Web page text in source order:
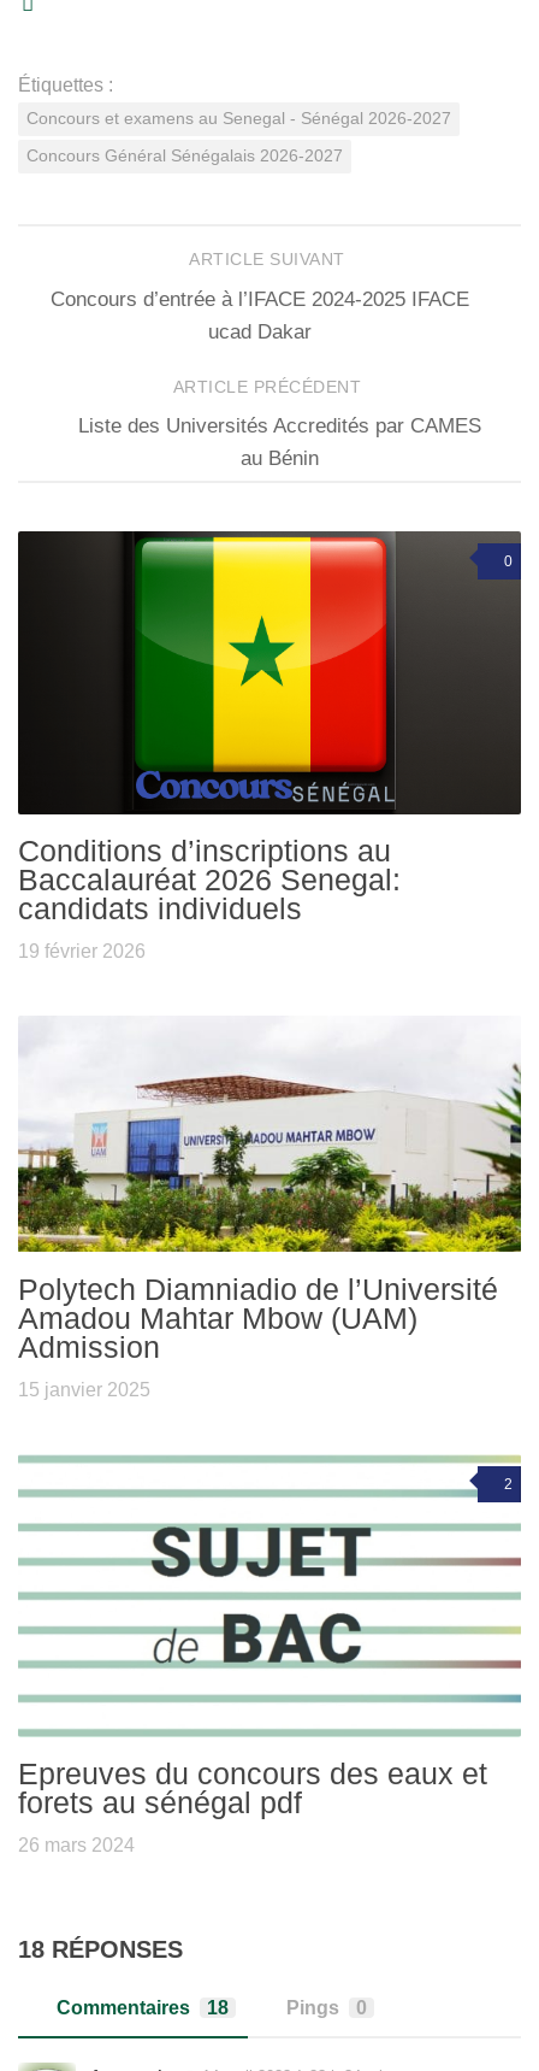
Étiquettes :
Concours et examens au Senegal - Sénégal 2026-2027
Concours Général Sénégalais 2026-2027
ARTICLE SUIVANT
Concours d’entrée à l’IFACE 2024-2025 IFACE
ucad Dakar
ARTICLE PRÉCÉDENT
Liste des Universités Accredités par CAMES
au Bénin
0
Conditions d’inscriptions au
Baccalauréat 2026 Senegal:
candidats individuels
19 février 2026
Polytech Diamniadio de l’Université
Amadou Mahtar Mbow (UAM)
Admission
15 janvier 2025
2
Epreuves du concours des eaux et
forets au sénégal pdf
26 mars 2024
18 RÉPONSES
Commentaires 18 Pings 0